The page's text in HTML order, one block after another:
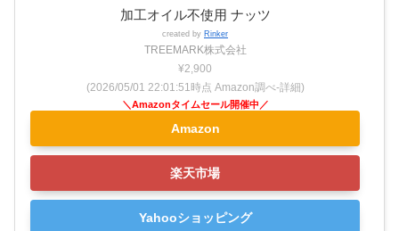
加工オイル不使用 ナッツ
created by Rinker
TREEMARK株式会社
¥2,900
(2026/05/01 22:01:51時点 Amazon調べ-詳細)
Amazon
楽天市場
Yahooショッピング